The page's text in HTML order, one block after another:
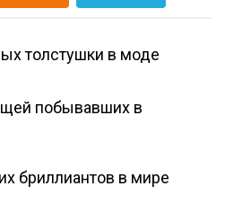
толстушки в моде
побывавших в
бриллиантов в мире